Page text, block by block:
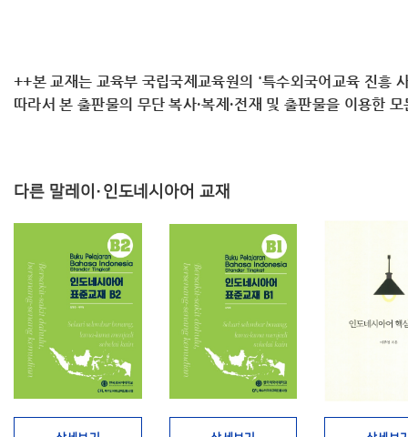
++본 교재는 교육부 국립국제교육원의 '특수외국어교육 진흥
따라서 ​본 출판물의 무단 복사·복제·전재 및 출판물을 이용한
다른 말레이·인도네시아어 교재